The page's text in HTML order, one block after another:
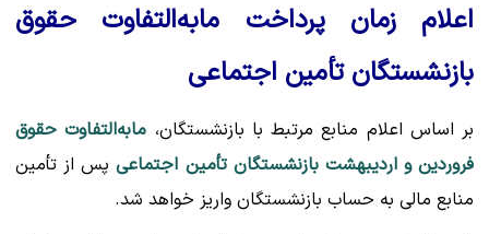
اعلام زمان پرداخت مابه‌التفاوت حقوق
بازنشستگان تأمین اجتماعی
بر اساس اعلام منابع مرتبط با بازنشستگان، مابه‌التفاوت حقوق
فروردین و اردیبهشت بازنشستگان تأمین اجتماعیپس از تأمین
منابع مالی به حساب بازنشستگان واریز خواهد شد.